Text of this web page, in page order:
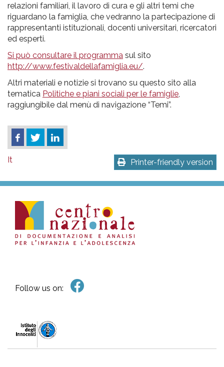
relazioni familiari, il lavoro di cura e gli altri temi che
riguardano la famiglia, che vedranno la partecipazione di
rappresentanti istituzionali, docenti universitari, ricercatori
ed esperti.
Si può consultare il programma sul sito
http://www.festivaldellafamiglia.eu/.
Altri materiali e notizie si trovano su questo sito alla
tematica Politiche e piani sociali per le famiglie
raggiungibile dal menù di navigazione “Temi”.
Printer-friendly version
It
Follow us on: